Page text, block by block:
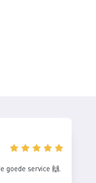
goede service 🙌.